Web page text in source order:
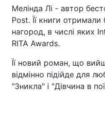
Мелінда Лі - автор
Post. Її книги отримали
нагород, в числі яких
RITA Awards.
Її новий роман, що
відмінно підійде для
"Зникла" і "Дівчина в